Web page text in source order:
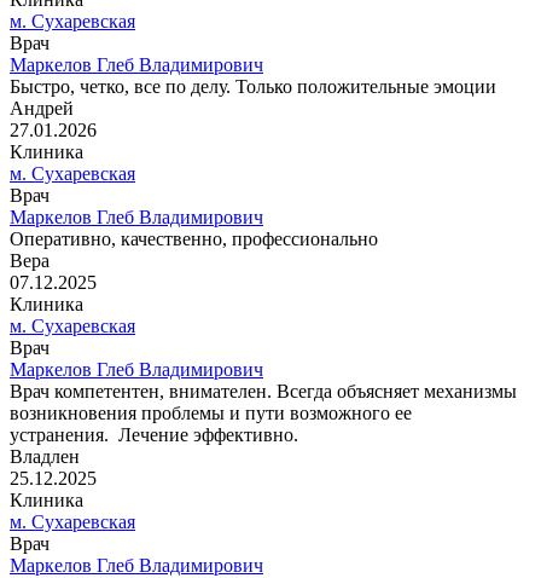
м. Сухаревская
Врач
Маркелов Глеб Владимирович
Быстро, четко, все по делу. Только положительные эмоции
Андрей
27.01.2026
Клиника
м. Сухаревская
Врач
Маркелов Глеб Владимирович
Оперативно, качественно, профессионально
Вера
07.12.2025
Клиника
м. Сухаревская
Врач
Маркелов Глеб Владимирович
Врач компетентен, внимателен. Всегда объясняет механизмы
возникновения проблемы и пути возможного ее
устранения. Лечение эффективно.
Владлен
25.12.2025
Клиника
м. Сухаревская
Врач
Маркелов Глеб Владимирович